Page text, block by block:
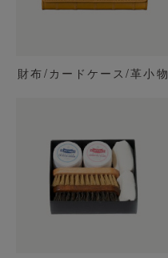
財布/カードケース/革小物